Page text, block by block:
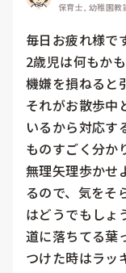
保育士, 幼稚園教
毎日お疲れ様
2歳児は何もか
機嫌を損ねると
それがお散歩中
いるから対応す
ものすごく分か
無理矢理歩かせ
るので、気をそ
はどうでもしょ
道に落ちてる葉
つけた時はラ